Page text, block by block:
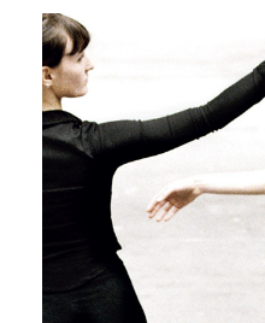
That’s twisted
21 - 25 avril 2026
PAVILLON ADC